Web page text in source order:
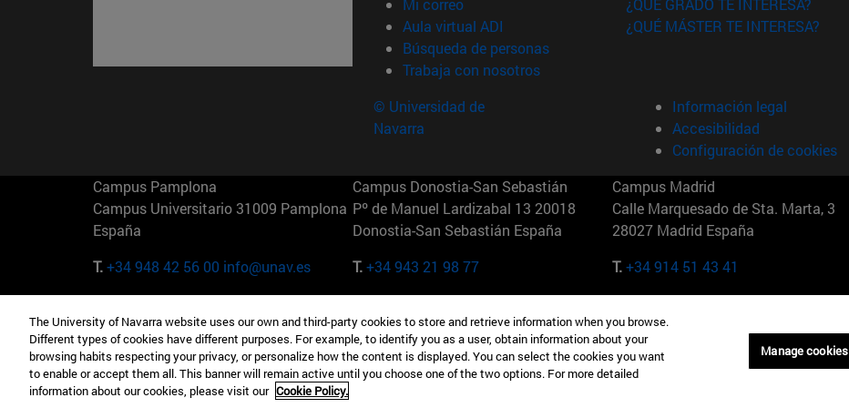
Mi correo
Aula virtual ADI (abre en nueva ventana)
Búsqueda de personas(abre en nueva ventana)
Trabaja con nosotros(abre en nueva ventana)
¿QUÉ GRADO TE INTERESA?
¿QUÉ MÁSTER TE INTERESA?
© Universidad de
Navarra
Información legal
Accesibilidad
Configuración de cookies
Campus Pamplona
Campus Universitario 31009 Pamplona
España
T.+34 948 42 56 00 info@unav.es
Campus Donostia-San Sebastián
Pº de Manuel Lardizabal 13 20018
Donostia-San Sebastián España
T.+34 943 21 98 77
Campus Madrid
Calle Marquesado de Sta. Marta, 3
28027 Madrid España
T.+34 914 51 43 41
Camino del Cerro Águila 3 28023
Madrid España
T.+34 912 11 30 00
165 W 57th St 10019-2201 Nueva York
EE.UU
T.+1 646 346 8850
Maria-Theresia-Straße 15 81675
Múnich Alemania
T.+49 89 24209790
The University of Navarra website uses our own and third-party cookies to store and retrieve information when you browse.
Different types of cookies have different purposes. For example, to identify you as a user, obtain information about your
browsing habits respecting your privacy, or personalize how the content is displayed. You can select the cookies you want
to enable or accept them all. This banner will remain active until you choose one of the two options. For more detailed
information about our cookies, please visit our Cookie Policy.
Manage cookies